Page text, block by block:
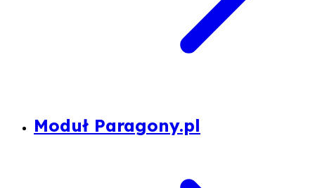
Moduł Paragony.pl